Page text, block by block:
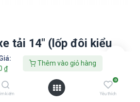
₫
Thêm vào giỏ hàng
kiếm
0
Yêu thích
tải 14" (lốp đôi kiểu
yêu thích